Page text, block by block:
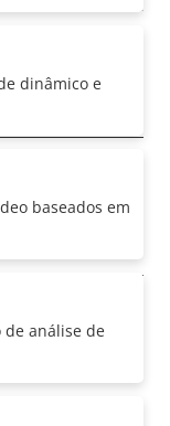
dinâmico e
baseados em
de análise de